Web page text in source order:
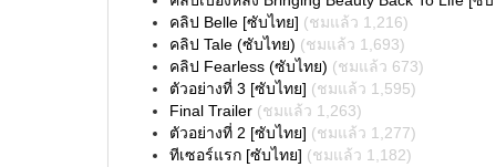
คลิป Belle [ซับไทย] (ชมแล้ว 1,216)
คลิป Tale (ซับไทย) (ชมแล้ว 1,693)
คลิป Fearless (ซับไทย) (ชมแล้ว 673)
ตัวอย่างที่ 3 [ซับไทย] (ชมแล้ว 1,595)
Final Trailer (ชมแล้ว 1,263)
ตัวอย่างที่ 2 [ซับไทย] (ชมแล้ว 1,277)
ทีเซอร์แรก [ซับไทย] (ชมแล้ว 1,182)